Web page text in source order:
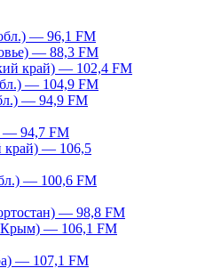
— 96,1 FM
— 88,3 FM
край) — 102,4 FM
— 104,9 FM
— 94,9 FM
— 94,7 FM
край) — 106,5
— 100,6 FM
— 98,8 FM
Крым) — 106,1 FM
— 107,1 FM